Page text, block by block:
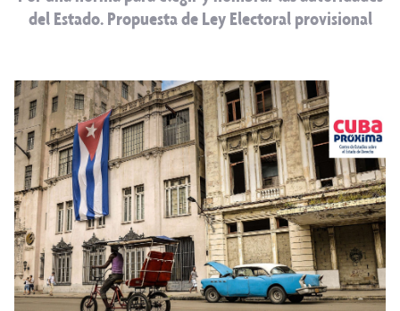
del Estado. Propuesta de Ley Electoral provisional